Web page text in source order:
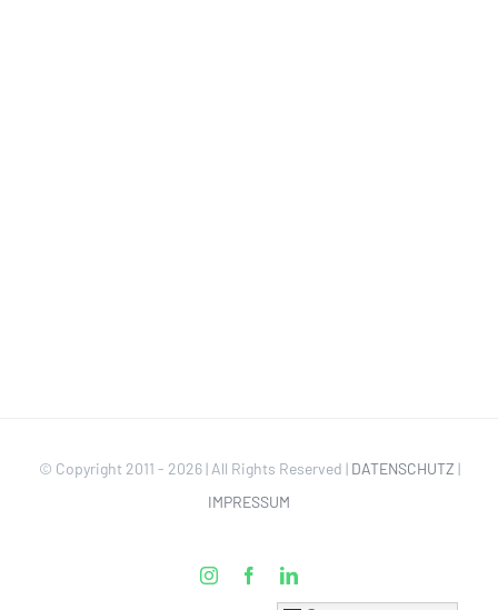
© Copyright 2011 - 2026 | All Rights Reserved | DATENSCHUTZ |
IMPRESSUM
InstagramFacebookLinkedIn